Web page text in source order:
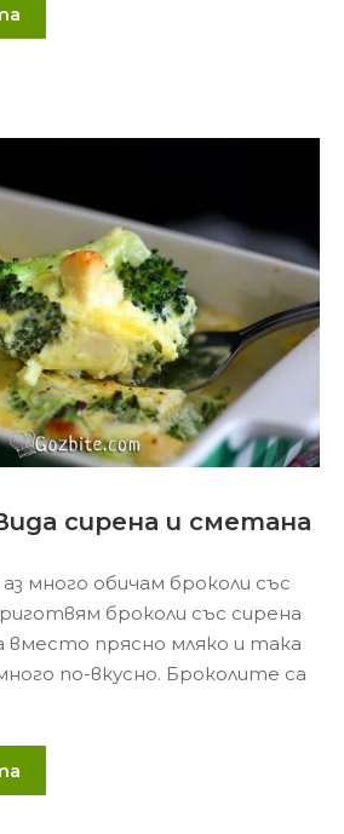
сирена и сметана
аз много обичам броколи със
броколи със сирена
вместо прясно мляко и така
по-вкусно. Броколите са